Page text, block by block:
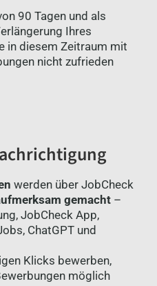
90 Tagen und als
Ihres
in diesem Zeitraum mit
nicht zufrieden
werden über JobCheck
gemacht–
JobCheck App,
ChatGPT und
Klicks bewerben,
möglich